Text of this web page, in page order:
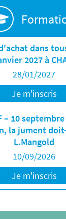
dans
2027 à
28/01/2027
Je m'inscris
– 10
la jument
L.Mangold
10/09/2026
Je m'inscris